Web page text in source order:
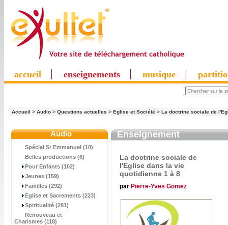
accueil enseignements musique
Accueil > Audio > Questions actuelles > Eglise et Société > La doctrine sociale de
Audio
Spécial Sr Emmanuel (10)
Belles productions (6)
Pour Enfants (102)
Jeunes (159)
Familles (292)
Eglise et Sacrements (223)
Spiritualité (281)
Renouveau et
Charismes (118)
Enseignement
La doctrine sociale de
l'Eglise dans la vie
quotidienne 1 à 8
par Pierre-Yves Gomez